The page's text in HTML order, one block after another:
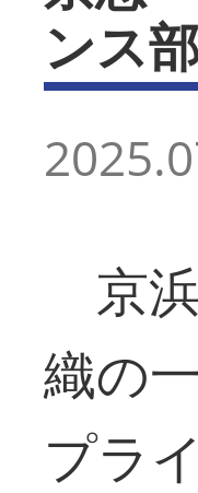
ンス
京
織の
プラ